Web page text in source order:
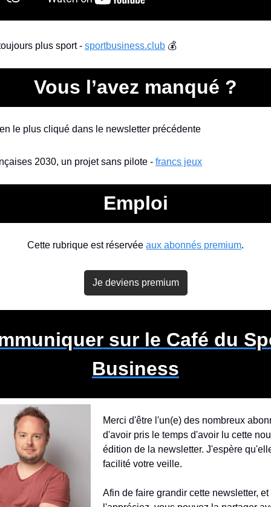
plus sport - sportbusiness.club 💰
Vous l’avez manqué ?
le plus cliqué dans le newsletter précédente
2030, un projet sans pilote - francs jeux
Emploi
Cette rubrique est réservée aux abonnés premium.
Je deviens premium
sur le Café du
Business
Merci d'être l'un(e) des nombreux
d'avoir pris le temps d'avoir lu cette
édition de la newsletter. J'espère
facilité votre veille.
Afin de faire grandir cette newsletter,